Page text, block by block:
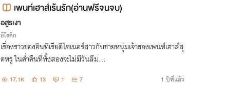
เพนท์เฮาส์เร้นรัก(อ่านฟรีจนจบ)
อสูรเงา
อีโรติก
เรื่องราวของอินทีเรียดีไซเนอร์สาวกับชายหนุ่มเจ้าของเพนท์เฮาส์สุ
ดหรู ในค่ำคืนที่ทั้งสองจะไม่มีวันลืม...
17.1K 13 1 7 1 ปีที่แล้ว